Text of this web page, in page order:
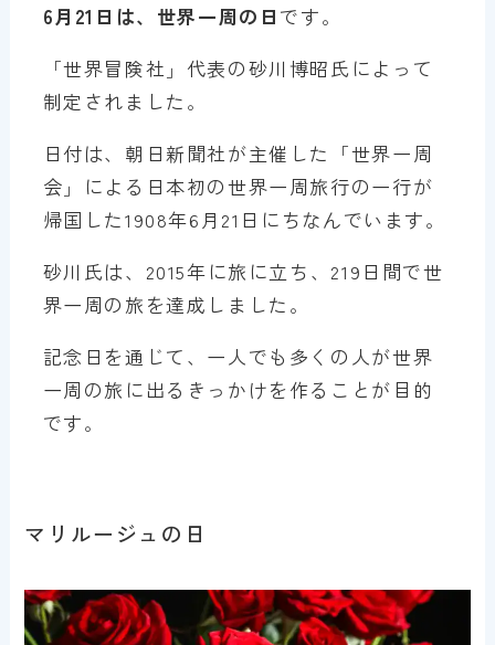
6月21日は、世界一周の日 です。
「世界冒険社」代表の砂川博昭氏によって
制定されました。
日付は、朝日新聞社が主催した「世界一周
会」による日本初の世界一周旅行の一行が
帰国した1908年6月21日にちなんでいます。
砂川氏は、2015年に旅に立ち、219日間で世
界一周の旅を達成しました。
記念日を通じて、一人でも多くの人が世界
一周の旅に出るきっかけを作ることが目的
です。
マリルージュの日